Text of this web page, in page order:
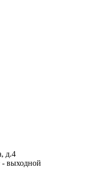
д.4
выходной